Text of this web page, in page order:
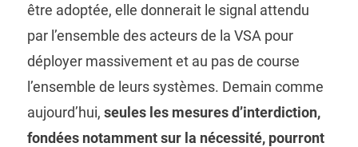
être adoptée, elle donnerait le signal attendu
par l’ensemble des acteurs de la VSA pour
déployer massivement et au pas de course
l’ensemble de leurs systèmes. Demain comme
aujourd’hui, seules les mesures d’interdiction,
fondées notamment sur la nécessité, pourront